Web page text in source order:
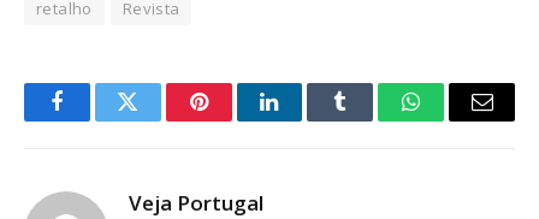
retalho
Revista
FacebookTwitter PinterestLinkedInTumblr WhatsAppEmail
Veja Portugal